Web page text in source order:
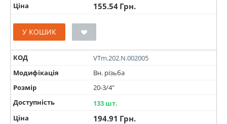
Ціна
155.54 Грн.
У КОШИК
КОД
VTm.202.N.002005
Модифікація
Вн. різьба
Розмір
20-3/4"
Доступність
133 шт.
Ціна
194.91 Грн.